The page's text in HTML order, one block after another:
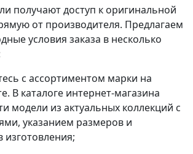
получают доступ к оригинальной
от производителя. Предлагаем
условия заказа в несколько
с ассортиментом марки на
В каталоге интернет-магазина
модели из актуальных коллекций с
указанием размеров и
изготовления;